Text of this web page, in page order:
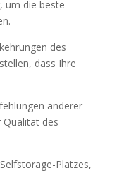
um die beste
des
dass Ihre
anderer
Qualität des
Platzes,